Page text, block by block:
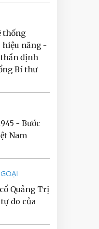
thống
năng -
định
Bí thư
- Bước
Nam
Quảng Trị
do của